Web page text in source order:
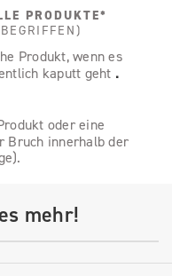
PRODUKTE*
Produkt, wenn es
kaputt geht .
oder eine
Bruch innerhalb der
mehr!